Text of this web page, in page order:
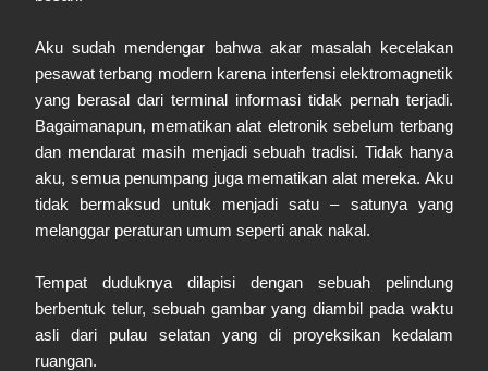
Aku sudah mendengar bahwa akar masalah kecelakan
pesawat terbang modern karena interfensi elektromagnetik
yang berasal dari terminal informasi tidak pernah terjadi.
Bagaimanapun, mematikan alat eletronik sebelum terbang
dan mendarat masih menjadi sebuah tradisi. Tidak hanya
aku, semua penumpang juga mematikan alat mereka. Aku
tidak bermaksud untuk menjadi satu – satunya yang
melanggar peraturan umum seperti anak nakal.
Tempat duduknya dilapisi dengan sebuah pelindung
berbentuk telur, sebuah gambar yang diambil pada waktu
asli dari pulau selatan yang di proyeksikan kedalam
ruangan.